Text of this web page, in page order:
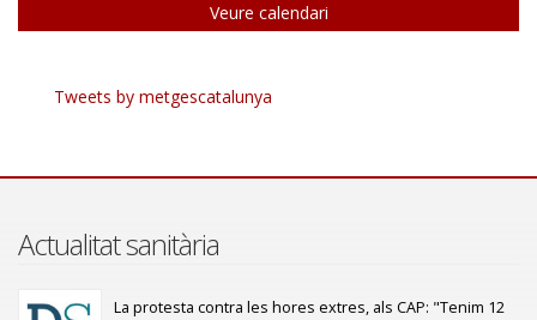
Veure calendari
Tweets by metgescatalunya
Actualitat sanitària
La protesta contra les hores extres, als CAP: "Tenim 12